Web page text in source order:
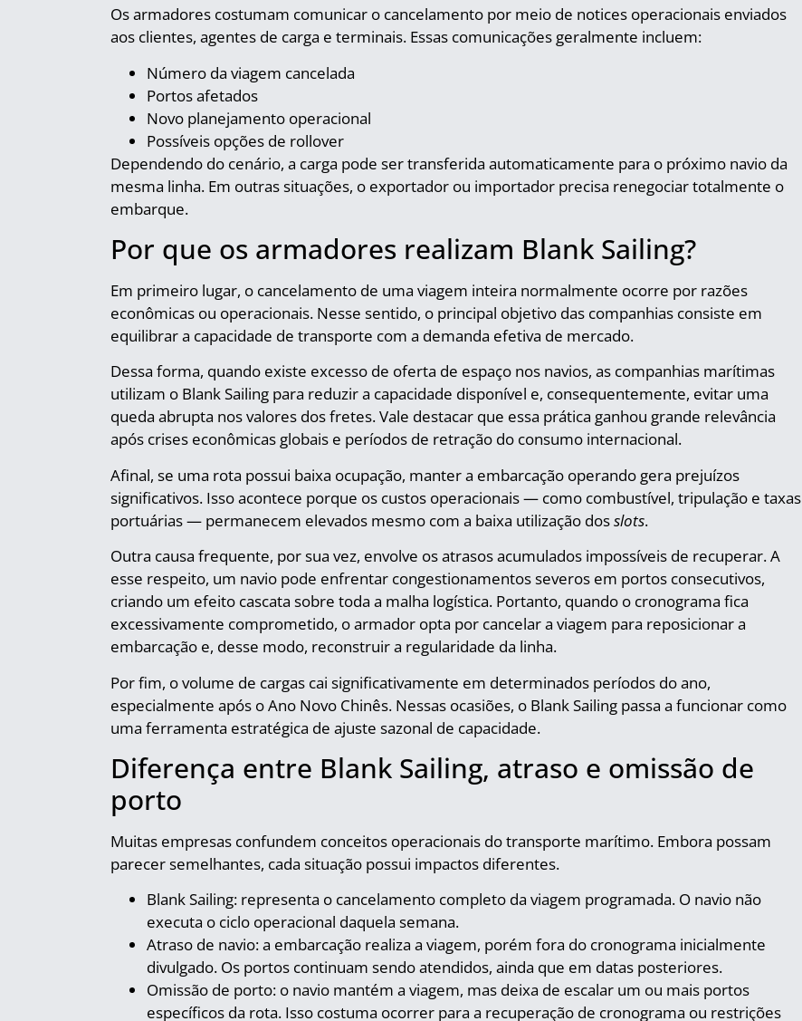
Os armadores costumam comunicar o cancelamento por meio de notices operacionais enviados
aos clientes, agentes de carga e terminais. Essas comunicações geralmente incluem:
Número da viagem cancelada
Portos afetados
Novo planejamento operacional
Possíveis opções de rollover
Dependendo do cenário, a carga pode ser transferida automaticamente para o próximo navio da
mesma linha. Em outras situações, o exportador ou importador precisa renegociar totalmente o
embarque.
Por que os armadores realizam Blank Sailing?
Em primeiro lugar, o cancelamento de uma viagem inteira normalmente ocorre por razões
econômicas ou operacionais. Nesse sentido, o principal objetivo das companhias consiste em
equilibrar a capacidade de transporte com a demanda efetiva de mercado.
Dessa forma, quando existe excesso de oferta de espaço nos navios, as companhias marítimas
utilizam o Blank Sailing para reduzir a capacidade disponível e, consequentemente, evitar uma
queda abrupta nos valores dos fretes. Vale destacar que essa prática ganhou grande relevância
após crises econômicas globais e períodos de retração do consumo internacional.
Afinal, se uma rota possui baixa ocupação, manter a embarcação operando gera prejuízos
significativos. Isso acontece porque os custos operacionais — como combustível, tripulação e taxas
portuárias — permanecem elevados mesmo com a baixa utilização dosslots.
Outra causa frequente, por sua vez, envolve os atrasos acumulados impossíveis de recuperar. A
esse respeito, um navio pode enfrentar congestionamentos severos em portos consecutivos,
criando um efeito cascata sobre toda a malha logística. Portanto, quando o cronograma fica
excessivamente comprometido, o armador opta por cancelar a viagem para reposicionar a
embarcação e, desse modo, reconstruir a regularidade da linha.
Por fim, o volume de cargas cai significativamente em determinados períodos do ano,
especialmente após o Ano Novo Chinês. Nessas ocasiões, o Blank Sailing passa a funcionar como
uma ferramenta estratégica de ajuste sazonal de capacidade.
Diferença entre Blank Sailing, atraso e omissão de
porto
Muitas empresas confundem conceitos operacionais do transporte marítimo. Embora possam
parecer semelhantes, cada situação possui impactos diferentes.
Blank Sailing: representa o cancelamento completo da viagem programada. O navio não
executa o ciclo operacional daquela semana.
Atraso de navio: a embarcação realiza a viagem, porém fora do cronograma inicialmente
divulgado. Os portos continuam sendo atendidos, ainda que em datas posteriores.
Omissão de porto: o navio mantém a viagem, mas deixa de escalar um ou mais portos
específicos da rota. Isso costuma ocorrer para a recuperação de cronograma ou restrições